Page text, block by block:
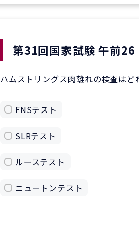
第31回国家試験 午前26
ハムストリングス肉離れの検査はど
FNSテスト
SLRテスト
ルーステスト
ニュートンテスト